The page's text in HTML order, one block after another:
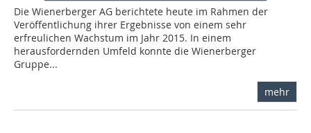
Die Wienerberger AG berichtete heute im Rahmen der
Veröffentlichung ihrer Ergebnisse von einem sehr
erfreulichen Wachstum im Jahr 2015. In einem
herausfordernden Umfeld konnte die Wienerberger
Gruppe...
mehr